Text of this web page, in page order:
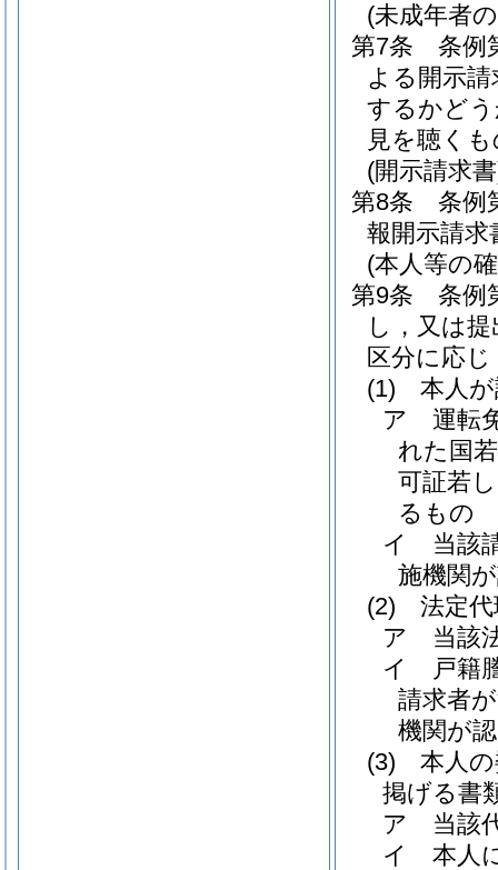
(未成年者
第7条
条例
よる開示
するかど
見を聴く
(開示請求
第8条
条例
報開示請求
(本人等の
第9条
条例
し，又は
区分に応じ
(1)
本人
ア
運転
れた国
可証若
るもの
イ
当該
施機関
(2)
法定
ア
当該
イ
戸籍
請求者
機関が
(3)
本人
掲げる書
ア
当該
イ
本人